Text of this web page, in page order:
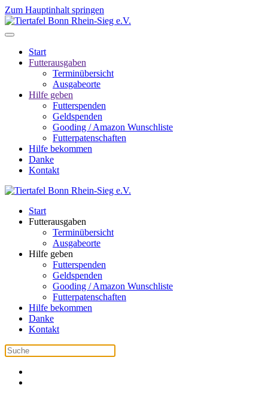
Zum Hauptinhalt springen
Start
Futterausgaben
Terminübersicht
Ausgabeorte
Hilfe geben
Futterspenden
Geldspenden
Gooding / Amazon Wunschliste
Futterpatenschaften
Hilfe bekommen
Danke
Kontakt
Start
Futterausgaben
Terminübersicht
Ausgabeorte
Hilfe geben
Futterspenden
Geldspenden
Gooding / Amazon Wunschliste
Futterpatenschaften
Hilfe bekommen
Danke
Kontakt